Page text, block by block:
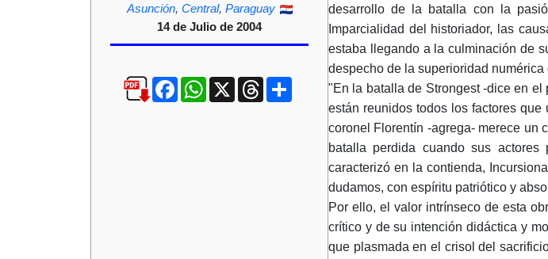
Asunción, Central, Paraguay
14 de Julio de 2004
FacebookWhatsApp
X ThreadsCompartir
desarrollo de la batalla con la
Imparcialidad del historiador, las
estaba llegando a la culminación de
despecho de la superioridad
"En la batalla de Strongest -dice en
están reunidos todos los factores
coronel Florentín -agrega- merece un
batalla perdida cuando sus
caracterizó en la contienda,
dudamos, con espíritu patriótico y
Por ello, el valor intrínseco de esta
crítico y de su intención didáctica y
que plasmada en el crisol del